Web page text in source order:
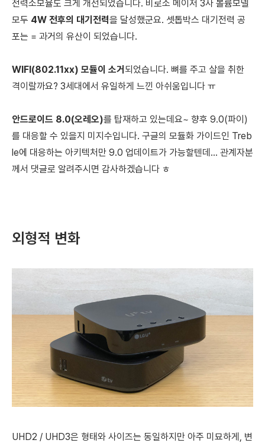
전력소모율도 크게 개선되었습니다. 비로소 메이저 3사 볼륨모델
모두 4W 전후의 대기전력을 달성했군요. 셋톱박스 대기전력 공
포는 = 과거의 유산이 되었습니다.
WIFI(802.11xx) 모듈이 소거 되었습니다. 뼈를 주고 살을 취한
격이랄까요? 3세대에서 유일하게 느낀 아쉬움입니다 ㅠ
안드로이드 8.0(오레오)를 탑재하고 있는데요~ 향후 9.0(파이)
를 대응할 수 있을지 미지수입니다. 구글의 모듈화 가이드인 Treb
le에 대응하는 아키텍처만 9.0 업데이트가 가능할텐데... 관계자분
께서 댓글로 알려주시면 감사하겠습니다 ㅎ
외형적 변화
UHD2 / UHD3은 형태와 사이즈는 동일하지만 아주 미묘하게, 변